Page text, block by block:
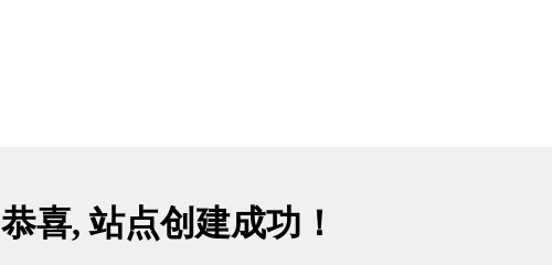
恭喜, 站点创建成功！